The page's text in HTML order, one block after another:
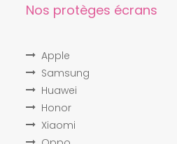
Nos protèges écrans
Apple
Samsung
Huawei
Honor
Xiaomi